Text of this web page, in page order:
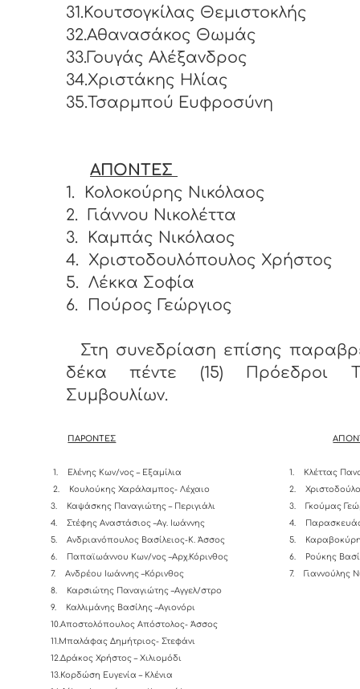
31.Κουτσογκίλας Θεμιστοκλής
32.Αθανασάκος Θωμάς
33.Γουγάς Αλέξανδρος
34.Χριστάκης Ηλίας
35.Τσαρμπού Ευφροσύνη
ΑΠΟΝΤΕΣ
1.
Κολοκούρης Νικόλαος
2.
Γιάννου Νικολέττα
3.
Καμπάς Νικόλαος
4.
Χριστοδουλόπουλος Χρήστος
5.
Λέκκα Σοφία
6.
Πούρος Γεώργιος
Στη συνεδρίαση επίσης
δέκα πέντε (15) Πρόεδροι
Συμβουλίων.
ΠΑΡΟΝΤΕΣ
1.
Ελένης Κων/νος – Εξαμίλια
2.
Κουλούκης Χαράλαμπος- Λέχαιο
3.
Καψάσκης Παναγιώτης – Περιγιάλι
4.
Στέφης Αναστάσιος –Αγ. Ιωάννης
5.
Ανδριανόπουλος Βασίλειος-K. Άσσος
6.
Παπαϊωάννου Κων/νος –Αρχ.Κόρινθος
7.
Ανδρέου Ιωάννης –Κόρινθος
8.
Καρσιώτης Παναγιώτης –Αγγελ/στρο
9.
Καλλιμάνης Βασίλης –Αγιονόρι
10.Αποστολόπουλος Απόστολος- Άσσος
11.Μπαλάφας Δημήτριος- Στεφάνι
12.Δράκος Χρήστος – Χιλιομόδι
13.Κορδώση Ευγενία – Κλένια
1.
Κλέττας
2.
3.
Γκούμας
4.
5.
6.
Ρούκης
7.
Γιαννούλης